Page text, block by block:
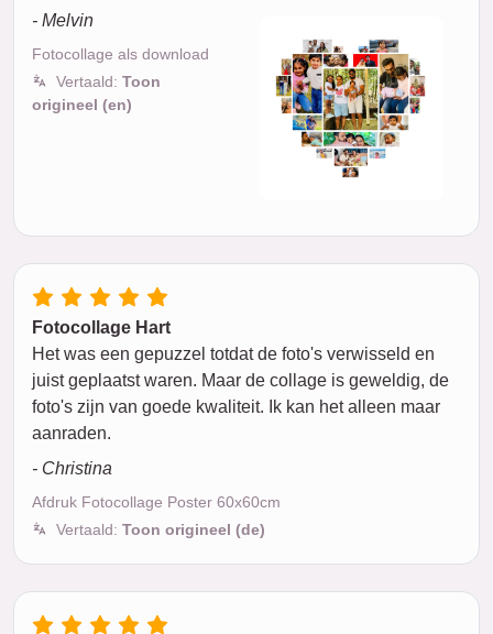
- Melvin
Fotocollage als download
Vertaald: Toon
origineel (en)
Fotocollage Hart
Het was een gepuzzel totdat de foto's verwisseld en
juist geplaatst waren. Maar de collage is geweldig, de
foto's zijn van goede kwaliteit. Ik kan het alleen maar
aanraden.
- Christina
Afdruk Fotocollage Poster 60x60cm
Vertaald: Toon origineel (de)